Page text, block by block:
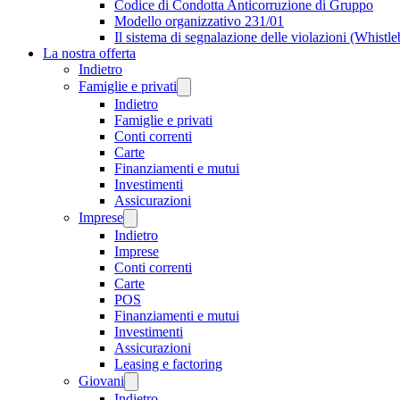
Codice di Condotta Anticorruzione di Gruppo
Modello organizzativo 231/01
Il sistema di segnalazione delle violazioni
La nostra offerta
Indietro
Famiglie e privati
Indietro
Famiglie e privati
Conti correnti
Carte
Finanziamenti e mutui
Investimenti
Assicurazioni
Imprese
Indietro
Imprese
Conti correnti
Carte
POS
Finanziamenti e mutui
Investimenti
Assicurazioni
Leasing e factoring
Giovani